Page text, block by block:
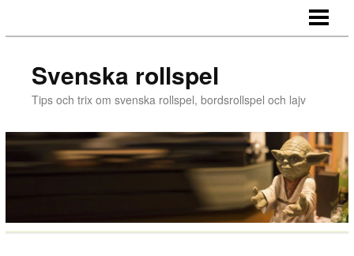
LAJV MUSIK
IWO JIMA
Svenska rollspel
Tips och trix om svenska rollspel, bordsrollspel och lajv